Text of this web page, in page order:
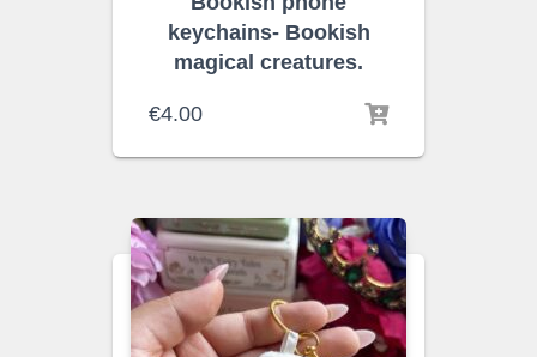
keychains- Bookish
magical creatures.
€4.00